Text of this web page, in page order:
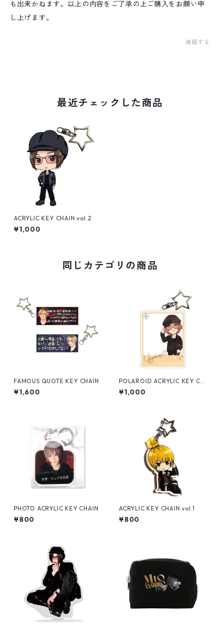
も出来かねます。以上の内容をご了承の上ご購入をお願い申
し上げます。
通報する
最近チェックした商品
ACRYLIC KEY CHAIN vol.2
¥1,000
同じカテゴリの商品
FAMOUS QUOTE KEY CHAIN
¥1,600
POLAROID ACRYLIC KEY CH
AIN
¥1,000
PHOTO ACRYLIC KEY CHAIN
¥800
ACRYLIC KEY CHAIN vol.1
¥800